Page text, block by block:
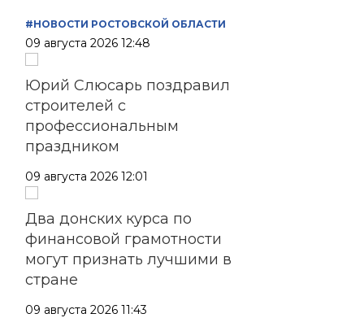
#НОВОСТИ РОСТОВСКОЙ ОБЛАСТИ
09 августа 2026 12:48
Юрий Слюсарь поздравил
строителей с
профессиональным
праздником
09 августа 2026 12:01
Два донских курса по
финансовой грамотности
могут признать лучшими в
стране
09 августа 2026 11:43